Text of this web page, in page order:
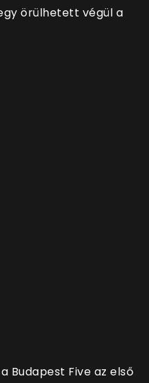
örülhetett végül a
Budapest Five az első